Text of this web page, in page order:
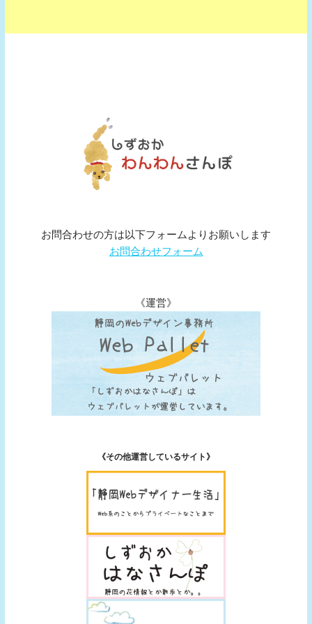
お問合わせの方は以下フォームよりお願いします
お問合わせフォーム
《運営》
《その他運営しているサイト》